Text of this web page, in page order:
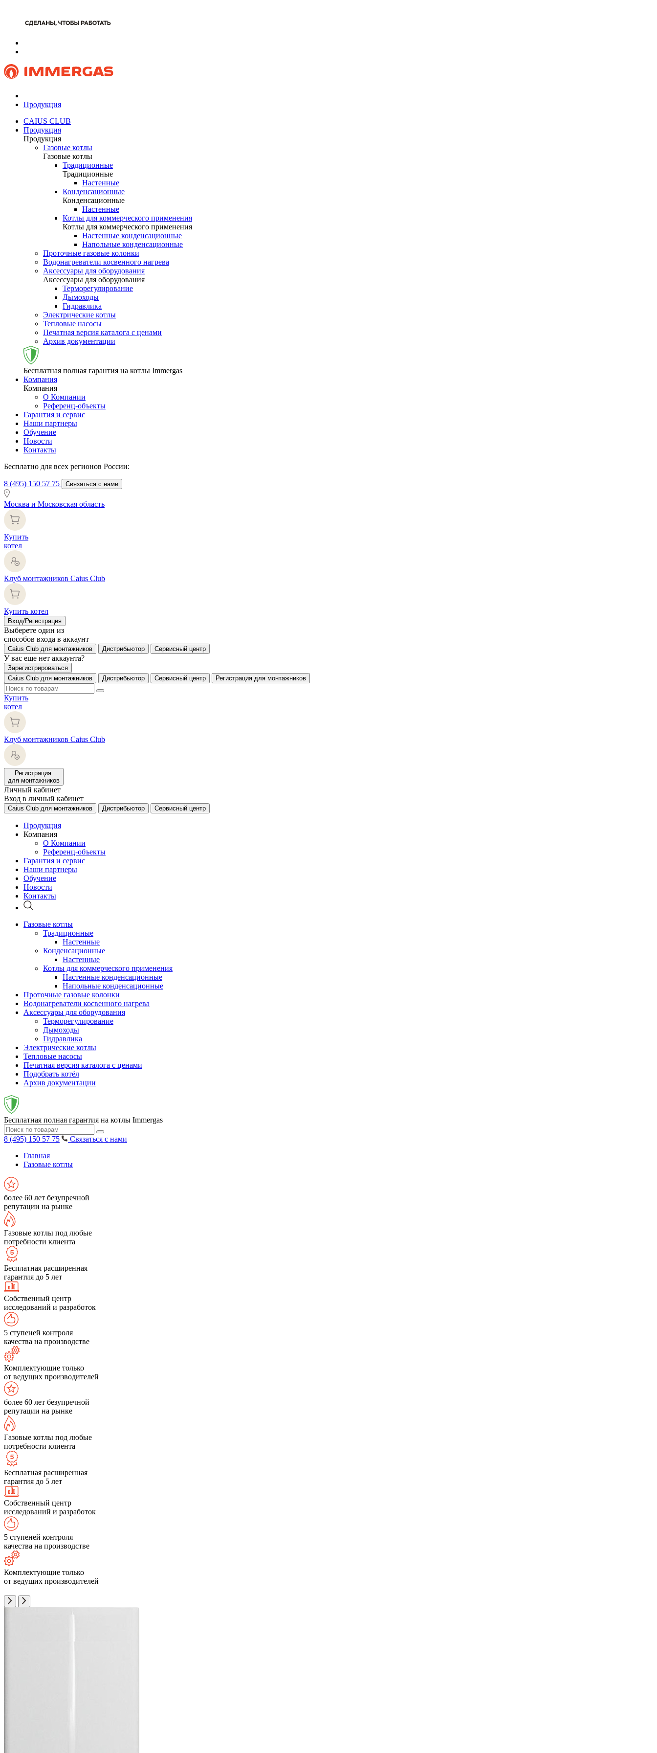
Продукция
CAIUS CLUB
Продукция
Продукция
Газовые котлы
Газовые котлы
Традиционные
Традиционные
Настенные
Конденсационные
Конденсационные
Настенные
Котлы для коммерческого применения
Котлы для коммерческого применения
Настенные конденсационные
Напольные конденсационные
Проточные газовые колонки
Водонагреватели косвенного нагрева
Аксессуары для оборудования
Аксессуары для оборудования
Терморегулирование
Дымоходы
Гидравлика
Электрические котлы
Тепловые насосы
Печатная версия каталога с ценами
Архив документации
Бесплатная полная гарантия на котлы Immergas
Компания
Компания
О Компании
Референц-объекты
Гарантия и сервис
Наши партнеры
Обучение
Новости
Контакты
Бесплатно для всех регионов России:
8 (495) 150 57 75 Связаться с нами
Москва и Московская область
Купить
котел
Клуб монтажников Caius Club
Купить котел
Вход/Регистрация
Выберете один из
способов входа в аккаунт
Caius Club для монтажников Дистрибьютор Сервисный центр
У вас еще нет аккаунта?
Зарегистрироваться
Caius Club для монтажников
Дистрибьютор Сервисный центр Регистрация для монтажников
Купить
котел
Клуб монтажников Caius Club
Регистрация
для монтажников
Личный кабинет
Вход в личный кабинет
Caius Club для монтажников Дистрибьютор Сервисный центр
Продукция
Компания
О Компании
Референц-объекты
Гарантия и сервис
Наши партнеры
Обучение
Новости
Контакты
Газовые котлы
Традиционные
Настенные
Конденсационные
Настенные
Котлы для коммерческого применения
Настенные конденсационные
Напольные конденсационные
Проточные газовые колонки
Водонагреватели косвенного нагрева
Аксессуары для оборудования
Терморегулирование
Дымоходы
Гидравлика
Электрические котлы
Тепловые насосы
Печатная версия каталога с ценами
Подобрать котёл
Архив документации
Бесплатная полная гарантия на котлы Immergas
8 (495) 150 57 75
Связаться с нами
Главная
Газовые котлы
более 60 лет безупречной
репутации на рынке
Газовые котлы под любые
потребности клиента
Бесплатная расширенная
гарантия до 5 лет
Собственный центр
исследований и разработок
5 ступеней контроля
качества на производстве
Комплектующие только
от ведущих производителей
более 60 лет безупречной
репутации на рынке
Газовые котлы под любые
потребности клиента
Бесплатная расширенная
гарантия до 5 лет
Собственный центр
исследований и разработок
5 ступеней контроля
качества на производстве
Комплектующие только
от ведущих производителей